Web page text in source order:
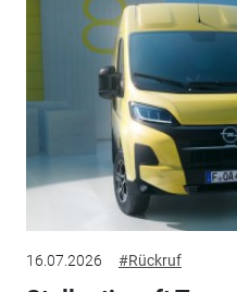
16.07.2026 #Rückruf